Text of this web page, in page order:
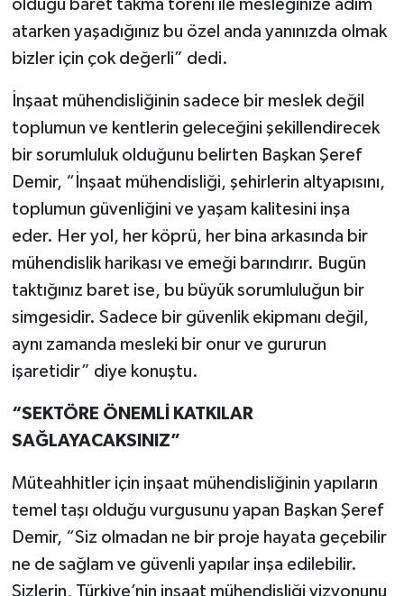
olduğu baret takma töreni ile mesleğinize adım
atarken yaşadığınız bu özel anda yanınızda olmak
bizler için çok değerli” dedi.
İnşaat mühendisliğinin sadece bir meslek değil
toplumun ve kentlerin geleceğini şekillendirecek
bir sorumluluk olduğunu belirten Başkan Şeref
Demir, “İnşaat mühendisliği, şehirlerin altyapısını,
toplumun güvenliğini ve yaşam kalitesini inşa
eder. Her yol, her köprü, her bina arkasında bir
mühendislik harikası ve emeği barındırır. Bugün
taktığınız baret ise, bu büyük sorumluluğun bir
simgesidir. Sadece bir güvenlik ekipmanı değil,
aynı zamanda mesleki bir onur ve gururun
işaretidir” diye konuştu.
“SEKTÖRE ÖNEMLİ KATKILAR
SAĞLAYACAKSINIZ”
Müteahhitler için inşaat mühendisliğinin yapıların
temel taşı olduğu vurgusunu yapan Başkan Şeref
Demir, “Siz olmadan ne bir proje hayata geçebilir
ne de sağlam ve güvenli yapılar inşa edilebilir.
Sizlerin, Türkiye’nin inşaat mühendisliği vizyonunu